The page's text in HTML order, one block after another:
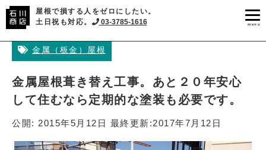
屋根で損する人をゼロにしたい。
土日祝も対応。
03-3785-1616 menu
金属（板金）屋根
金属屋根葺き替え工事。あと２０年安心
して住むなら定期的な塗装も必要です。
公開: 2015年5月12日 最終更新:2017年7月12日